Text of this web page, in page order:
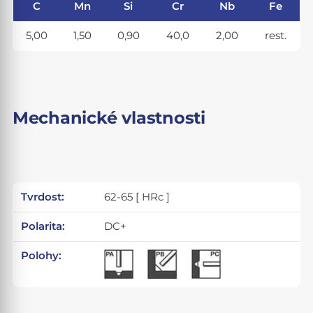
C Mn Si Cr Nb Fe
5,00 1,50 0,90 40,0 2,00 rest.
Mechanické vlastnosti
Tvrdost: 62-65 [ HRc ]
Polarita: DC+
Polohy: